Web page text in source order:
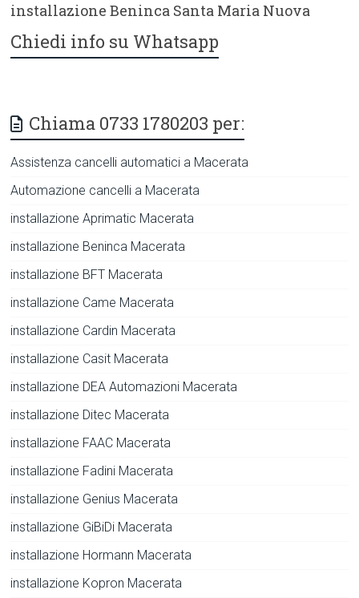
installazione Beninca Santa Maria Nuova
Chiedi info su Whatsapp
Chiama 0733 1780203 per:
Assistenza cancelli automatici a Macerata
Automazione cancelli a Macerata
installazione Aprimatic Macerata
installazione Beninca Macerata
installazione BFT Macerata
installazione Came Macerata
installazione Cardin Macerata
installazione Casit Macerata
installazione DEA Automazioni Macerata
installazione Ditec Macerata
installazione FAAC Macerata
installazione Fadini Macerata
installazione Genius Macerata
installazione GiBiDi Macerata
installazione Hormann Macerata
installazione Kopron Macerata